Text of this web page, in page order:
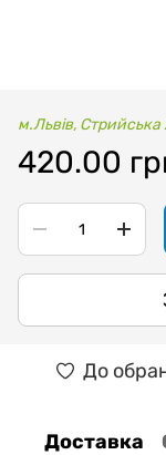
м.Львів, Стрийська
420.00
До
Доставка